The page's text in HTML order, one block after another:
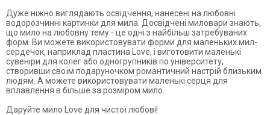
Дуже ніжно виглядають освідчення, нанесені на любовні
водорозчинні картинки для мила. Досвідчені миловари знають,
що мило на любовну тему - це одні з найбільш затребуваних
форм. Ви можете використовувати форми для маленьких мил-
сердечок, наприклад пластина Love, і виготовити маленькі
сувеніри для колег або одногрупників по університету,
створивши своїм подаруночком романтичний настрій близьким
людям. А можете використовувати маленькі серця для
вплавлення в більше за розміром мило.
Даруйте мило Love для чистої любові!